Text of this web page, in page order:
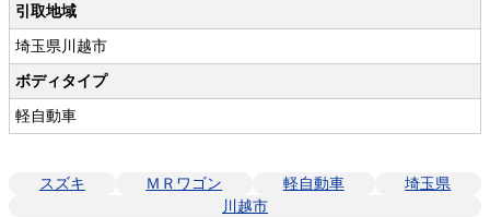
引取地域
埼玉県川越市
ボディタイプ
軽自動車
スズキ ＭＲワゴン 軽自動車
埼玉県
川越市